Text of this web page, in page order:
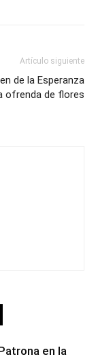
Artículo siguiente
de la Esperanza
ofrenda de flores
en la